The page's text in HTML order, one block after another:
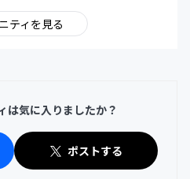
ティを見る
は気に入りましたか？
ポストする